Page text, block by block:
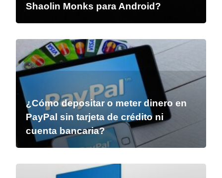
Shaolin Monks para Android?
¿Cómo depositar o meter dinero en
PayPal sin tarjeta de crédito ni
cuenta bancaria?